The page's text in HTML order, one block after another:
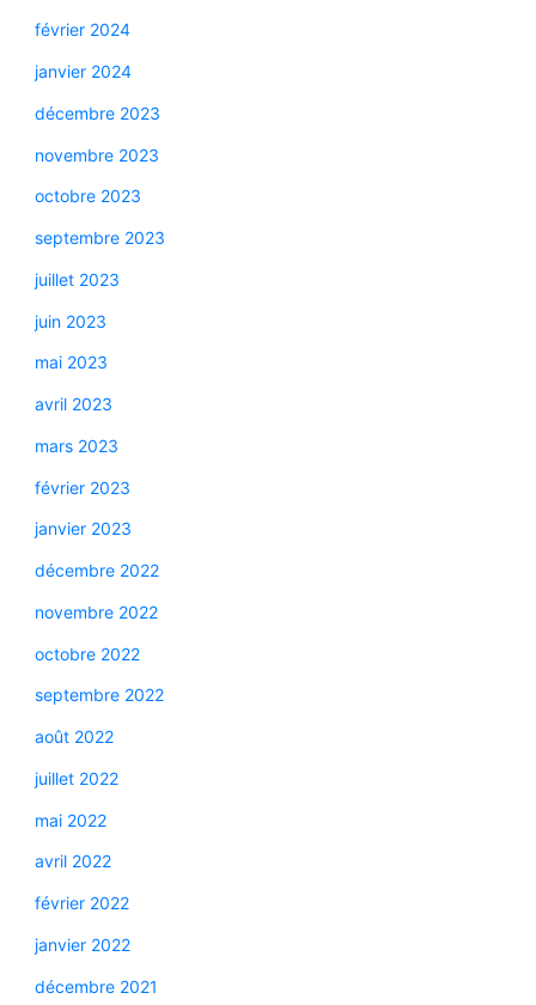
février 2024
janvier 2024
décembre 2023
novembre 2023
octobre 2023
septembre 2023
juillet 2023
juin 2023
mai 2023
avril 2023
mars 2023
février 2023
janvier 2023
décembre 2022
novembre 2022
octobre 2022
septembre 2022
août 2022
juillet 2022
mai 2022
avril 2022
février 2022
janvier 2022
décembre 2021